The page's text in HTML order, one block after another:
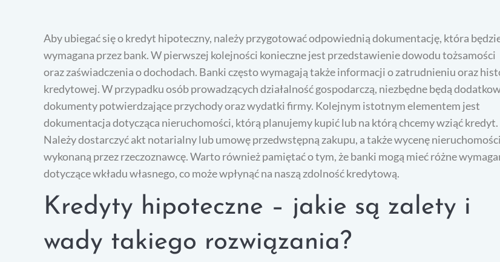
Aby ubiegać się o kredyt hipoteczny, należy przygotować odpowiednią dokumentację, która
wymagana przez bank. W pierwszej kolejności konieczne jest przedstawienie dowodu tożsamości
oraz zaświadczenia o dochodach. Banki często wymagają także informacji o zatrudnieniu oraz
kredytowej. W przypadku osób prowadzących działalność gospodarczą, niezbędne będą
dokumenty potwierdzające przychody oraz wydatki firmy. Kolejnym istotnym elementem jest
dokumentacja dotycząca nieruchomości, którą planujemy kupić lub na którą chcemy wziąć kredyt.
Należy dostarczyć akt notarialny lub umowę przedwstępną zakupu, a także wycenę nieruchomości
wykonaną przez rzeczoznawcę. Warto również pamiętać o tym, że banki mogą mieć różne
dotyczące wkładu własnego, co może wpłynąć na naszą zdolność kredytową.
Kredyty hipoteczne – jakie są zalety i
wady takiego rozwiązania?